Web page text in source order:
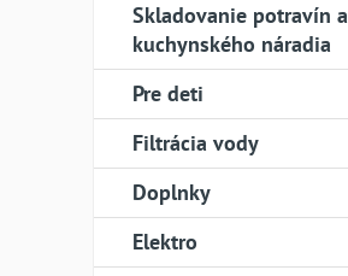
Skladovanie potravín a
kuchynského náradia
Pre deti
Filtrácia vody
Doplnky
Elektro